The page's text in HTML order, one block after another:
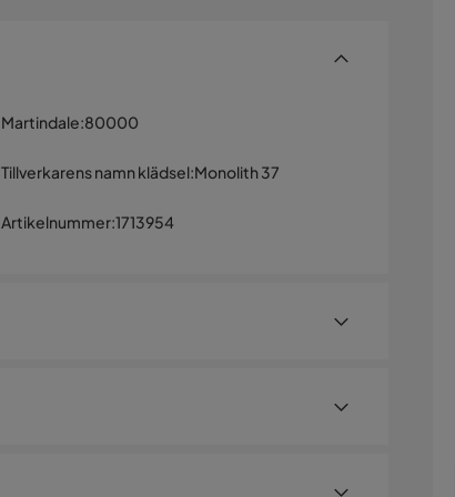
Martindale:80000
Tillverkarens namn klädsel:Monolith 37
Artikelnummer:1713954